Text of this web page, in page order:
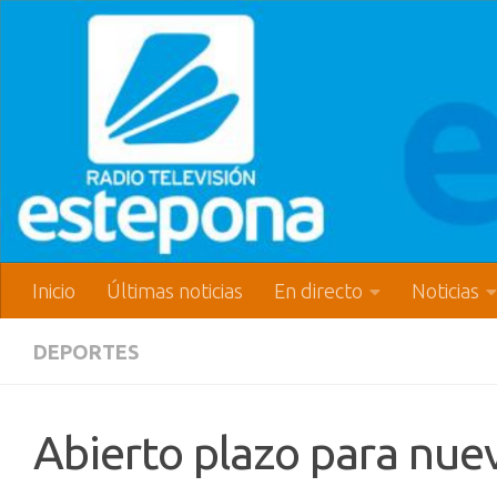
Inicio Últimas noticias En directo Noticias
DEPORTES
Abierto plazo para